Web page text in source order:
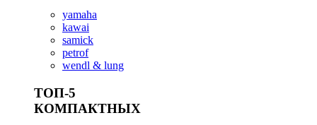
yamaha
kawai
samick
petrof
wendl & lung
ТОП-5
КОМПАКТНЫХ